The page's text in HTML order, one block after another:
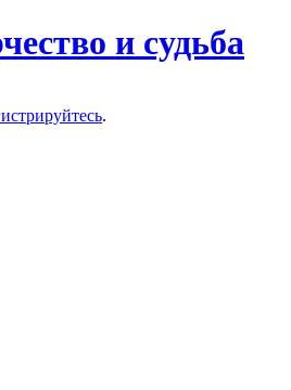
и судьба
.